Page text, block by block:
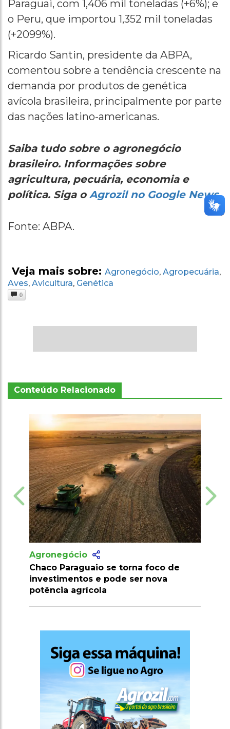
Paraguai, com 1,406 mil toneladas (+6%); e
o Peru, que importou 1,352 mil toneladas
(+2099%).
Ricardo Santin, presidente da ABPA,
comentou sobre a tendência crescente na
demanda por produtos de genética
avícola brasileira, principalmente por parte
das nações latino-americanas.
Saiba tudo sobre o agronegócio
brasileiro. Informações sobre
agricultura, pecuária, economia e
política. Siga o Agrozil no Google News.
Fonte: ABPA.
Veja mais sobre: Agronegócio, Agropecuária,
Aves, Avicultura, Genética
0
Conteúdo Relacionado
foco de
nova
Agronegócio
Pecuaristas colocam vacas na
blockchain para conseguirem